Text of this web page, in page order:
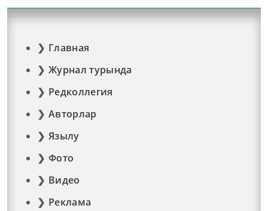
Главная
Журнал турында
Редколлегия
Авторлар
Язылу
Фото
Видео
Реклама